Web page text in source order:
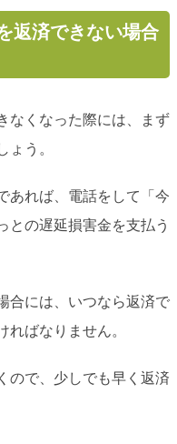
返済できない場合
なくなった際には、まず
ょう。
あれば、電話をして「今
との遅延損害金を支払う
合には、いつなら返済で
ればなりません。
ので、少しでも早く返済